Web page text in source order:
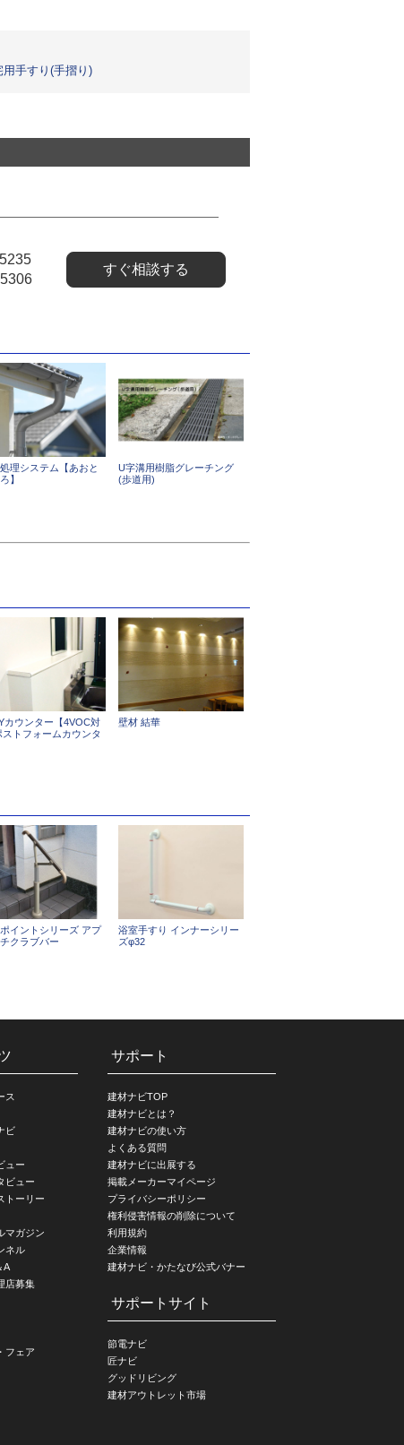
用手すり(手摺り)
すぐ相談する
理システム【あおと
】
U字溝用樹脂グレーチング
(歩道用)
カウンター【4VOC対
ストフォームカウンタ
壁材 結華
イントシリーズ アプ
クラブバー
浴室手すり インナーシリー
ズφ32
ス
ビ
ュー
ビュー
トーリー
マガジン
ネル
A
店募集
フェア
サポート
建材ナビTOP
建材ナビとは？
建材ナビの使い方
よくある質問
建材ナビに出展する
掲載メーカーマイページ
プライバシーポリシー
権利侵害情報の削除について
利用規約
企業情報
建材ナビ・かたなび公式バナー
サポートサイト
節電ナビ
匠ナビ
グッドリビング
建材アウトレット市場